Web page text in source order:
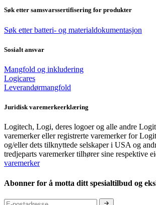
Søk etter samsvarssertifisering for produkter
Søk etter batteri- og materialdokumentasjon
Sosialt ansvar
Mangfold og inkludering
Logicares
Leverandørmangfold
Juridisk varemerkeerklæring
Logitech, Logi, deres logoer og alle andre
varemerker eller registrerte varemerker for
og/eller dets tilknyttede selskaper i USA og
tredjeparts varemerker tilhører sine respektive
varemerker
Abonner for å motta ditt spesialtilbud og